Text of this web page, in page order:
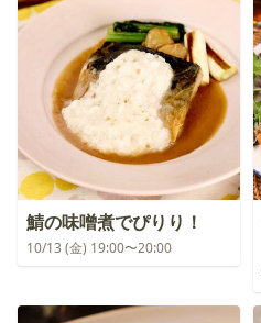
鯖の味噌煮でぴりり！
10/13 (金) 19:00〜20:00